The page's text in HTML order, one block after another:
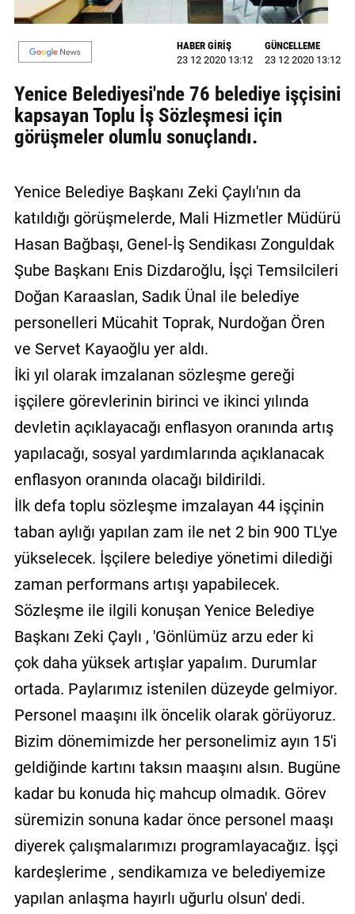
GALERİ
VİDEO
YAZARLAR
BİZE
ULAŞIN
Gizlilik
Sözleşmesi
Kullanıcı
Sözleşmesi
HABER GİRİŞ
23 12 2020 13:12
GÜNCELLEME
23 12 2020 13:12
Yenice Belediyesi'nde 76 belediye işçisini
kapsayan Toplu İş Sözleşmesi için
görüşmeler olumlu sonuçlandı.
Yenice Belediye Başkanı Zeki Çaylı'nın da
katıldığı görüşmelerde, Mali Hizmetler Müdürü
Hasan Bağbaşı, Genel-İş Sendikası Zonguldak
Şube Başkanı Enis Dizdaroğlu, İşçi Temsilcileri
Doğan Karaaslan, Sadık Ünal ile belediye
personelleri Mücahit Toprak, Nurdoğan Ören
ve Servet Kayaoğlu yer aldı.
İki yıl olarak imzalanan sözleşme gereği
işçilere görevlerinin birinci ve ikinci yılında
devletin açıklayacağı enflasyon oranında artış
yapılacağı, sosyal yardımlarında açıklanacak
enflasyon oranında olacağı bildirildi.
İlk defa toplu sözleşme imzalayan 44 işçinin
taban aylığı yapılan zam ile net 2 bin 900 TL'ye
yükselecek. İşçilere belediye yönetimi dilediği
zaman performans artışı yapabilecek.
Sözleşme ile ilgili konuşan Yenice Belediye
Başkanı Zeki Çaylı , 'Gönlümüz arzu eder ki
çok daha yüksek artışlar yapalım. Durumlar
ortada. Paylarımız istenilen düzeyde gelmiyor.
Personel maaşını ilk öncelik olarak görüyoruz.
Bizim dönemimizde her personelimiz ayın 15'i
geldiğinde kartını taksın maaşını alsın. Bugüne
kadar bu konuda hiç mahcup olmadık. Görev
süremizin sonuna kadar önce personel maaşı
diyerek çalışmalarımızı programlayacağız. İşçi
kardeşlerime , sendikamıza ve belediyemize
yapılan anlaşma hayırlı uğurlu olsun' dedi.